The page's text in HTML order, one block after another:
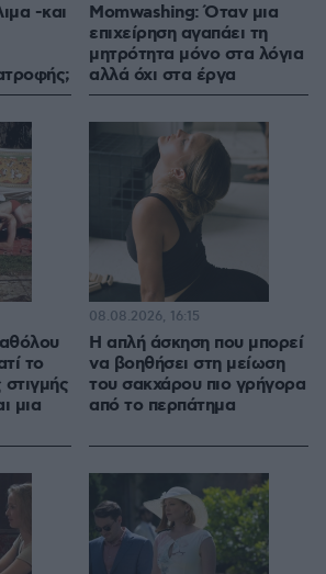
-και
Momwashing: Όταν μια
επιχείρηση αγαπάει τη
μητρότητα μόνο στα λόγια
αλλά όχι στα έργα
το
στιγμής
μια
Η απλή άσκηση που μπορεί
να βοηθήσει στη μείωση
του σακχάρου πιο γρήγορα
από το περπάτημα
08.08.2026, 16:15